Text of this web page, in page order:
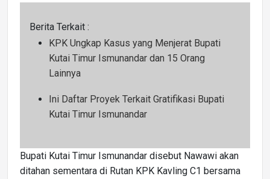
Berita Terkait :
KPK Ungkap Kasus yang Menjerat Bupati
Kutai Timur Ismunandar dan 15 Orang
Lainnya
Ini Daftar Proyek Terkait Gratifikasi Bupati
Kutai Timur Ismunandar
Bupati Kutai Timur Ismunandar disebut Nawawi akan
ditahan sementara di Rutan KPK Kavling C1 bersama